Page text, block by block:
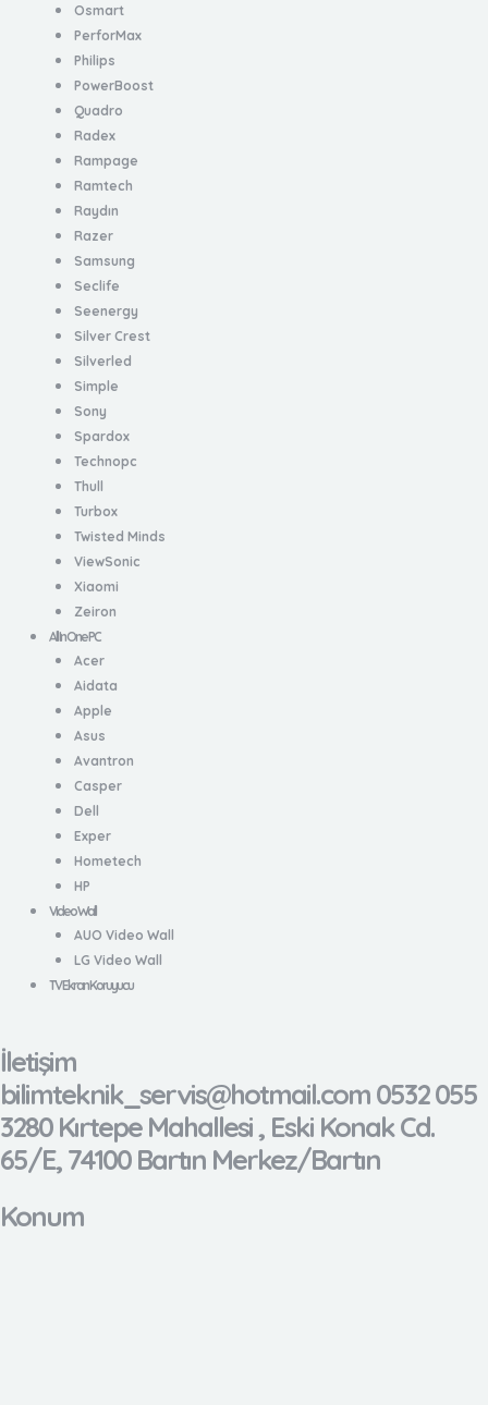
Osmart
PerforMax
Philips
PowerBoost
Quadro
Radex
Rampage
Ramtech
Raydın
Razer
Samsung
Seclife
Seenergy
Silver Crest
Silverled
Simple
Sony
Spardox
Technopc
Thull
Turbox
Twisted Minds
ViewSonic
Xiaomi
Zeiron
All In One PC
Acer
Aidata
Apple
Asus
Avantron
Casper
Dell
Exper
Hometech
HP
Video Wall
AUO Video Wall
LG Video Wall
TV Ekran Koruyucu
İletişim
bilimteknik_servis@hotmail.com 0532 055
3280 Kırtepe Mahallesi , Eski Konak Cd.
65/E, 74100 Bartın Merkez/Bartın
Konum